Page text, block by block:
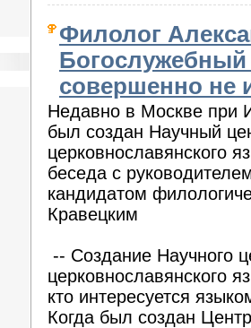
Филолог
Богослужебный
совершенно не
Недавно в Москве при
был создан Научный
церковнославянского
беседа с
кандидатом
Кравецким
-- Создание Научного
церковнославянского
кто интересуется
Когда был создан